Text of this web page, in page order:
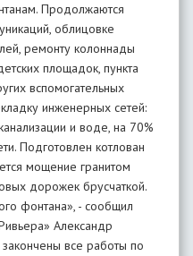
Продолжаются
облицовке
ремонту колоннады
площадок, пункта
вспомогательных
инженерных сетей:
и воде, на 70%
Подготовлен котлован
мощение гранитом
дорожек брусчаткой.
фонтана», - сообщил
Александр
все работы по